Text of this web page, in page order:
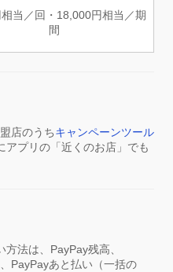
当／回・18,000円相当／期
間
店のうちキャンペーンツール
アプリの「近くのお店」でも
法は、PayPay残高、
PayPayあと払い（一括の